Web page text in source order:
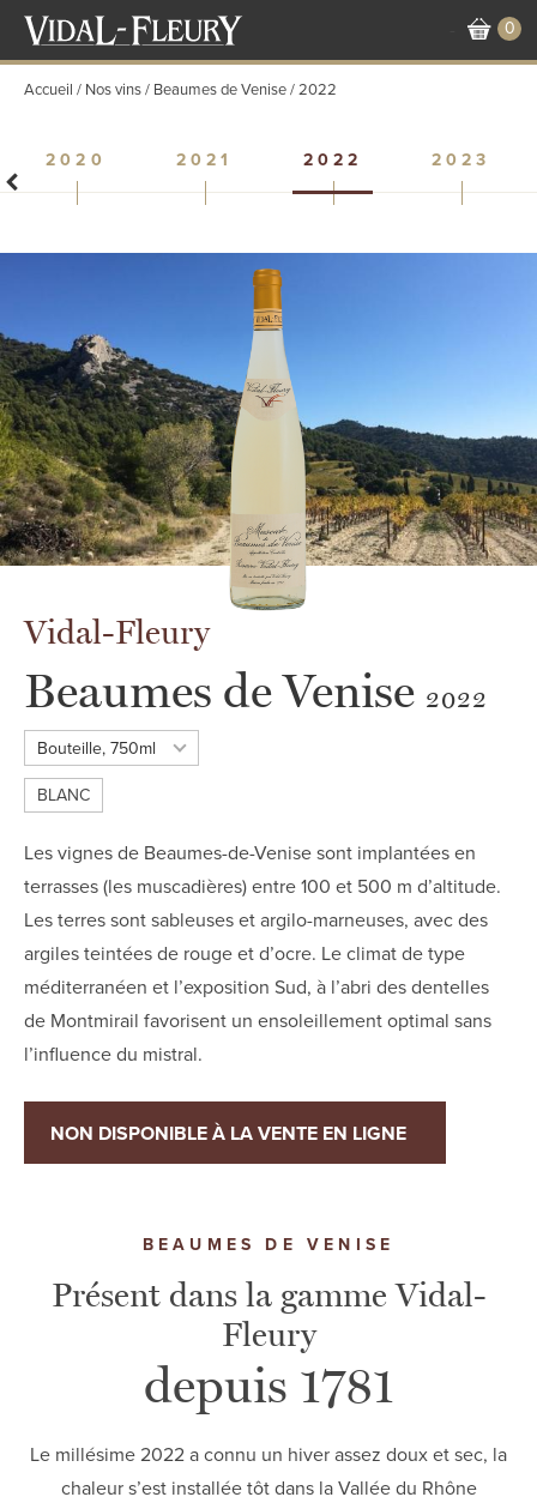
Aller
contenu
0
Accueil Nos vins Beaumes de Venise 2022
2020 2021 2022 2023
Vidal-Fleury
Beaumes de Venise 2022
Centilisation
Bouteille, 750ml
BLANC
Les vignes de Beaumes-de-Venise sont implantées en
terrasses (les muscadières) entre 100 et 500 m d’altitude.
Les terres sont sableuses et argilo-marneuses, avec des
argiles teintées de rouge et d’ocre. Le climat de type
méditerranéen et l’exposition Sud, à l’abri des dentelles
de Montmirail favorisent un ensoleillement optimal sans
l’influence du mistral.
NON DISPONIBLE À LA VENTE EN LIGNE
BEAUMES DE VENISE
Présent dans la gamme Vidal-
Fleury
depuis 1781
Le millésime 2022 a connu un hiver assez doux et sec, la
chaleur s’est installée tôt dans la Vallée du Rhône